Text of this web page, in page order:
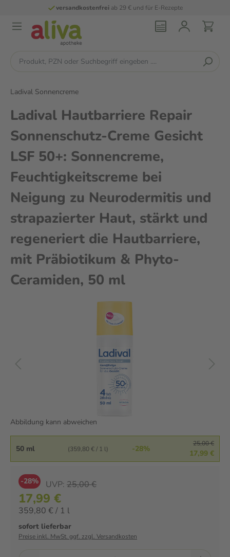
versandkostenfreiab 29 € und für E-Rezepte
Ladival Sonnencreme
Ladival Hautbarriere Repair
Sonnenschutz-Creme Gesicht
LSF 50+: Sonnencreme,
Feuchtigkeitscreme bei
Neigung zu Neurodermitis und
strapazierter Haut, stärkt und
regeneriert die Hautbarriere,
mit Präbiotikum & Phyto-
Ceramiden, 50 ml
Abbildung kann abweichen
50 ml (359,80 € / 1 l) -28%
25,00 €
17,99 €
-28% UVP: 25,00 €
17,99 €
359,80 € / 1 l
sofort lieferbar
Preise inkl. MwSt. ggf. zzgl. Versandkosten